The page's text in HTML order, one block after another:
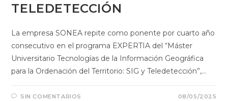
TELEDETECCIÓN
La empresa SONEA repite como ponente por cuarto año
consecutivo en el programa EXPERTIA del “Máster
Universitario Tecnologías de la Información Geográfica
para la Ordenación del Territorio: SIG y Teledetección”,…
SIN COMENTARIOS 08/05/2025